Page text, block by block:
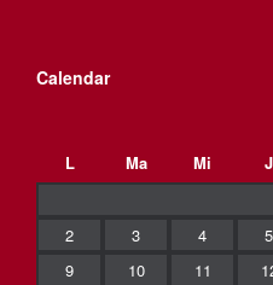
Calendar
L
Ma Mi J
2
3 4 5
9
10 11